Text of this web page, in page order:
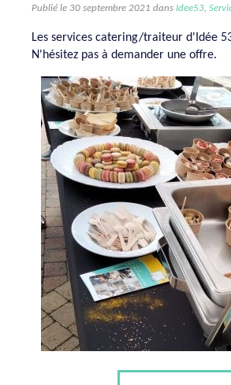
Publié le 30 septembre 2021 dans Idee53,
Les services catering/traiteur d'Idée
N'hésitez pas à demander une offre.